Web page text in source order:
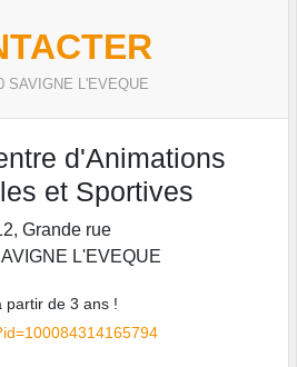
SAVIGNE L'EVEQUE
d'Animations
et Sportives
Grande rue
L'EVEQUE
partir de 3 ans !